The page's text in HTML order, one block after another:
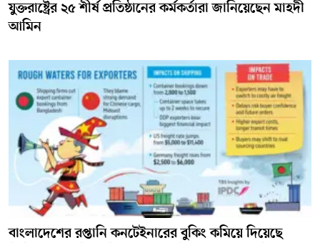
যুক্তরাষ্ট্রের ২৫ শীর্ষ প্রতিষ্ঠানের কর্মকর্তারা জানিয়েছেন মাহদী
আমিন
বাংলাদেশের রপ্তানি কনটেইনারের বুকিং কমিয়ে দিয়েছে